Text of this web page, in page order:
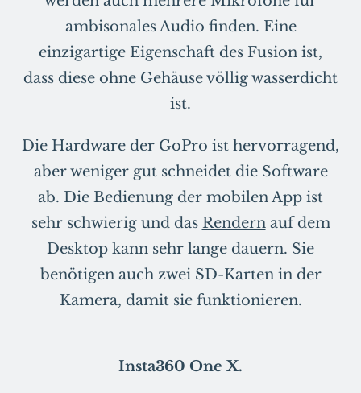
ambisonales Audio finden. Eine
einzigartige Eigenschaft des Fusion ist,
dass diese ohne Gehäuse völlig wasserdicht
ist.
Die Hardware der GoPro ist hervorragend,
aber weniger gut schneidet die Software
ab. Die Bedienung der mobilen App ist
sehr schwierig und das Rendernauf dem
Desktop kann sehr lange dauern. Sie
benötigen auch zwei SD-Karten in der
Kamera, damit sie funktionieren.
Insta360 One X.